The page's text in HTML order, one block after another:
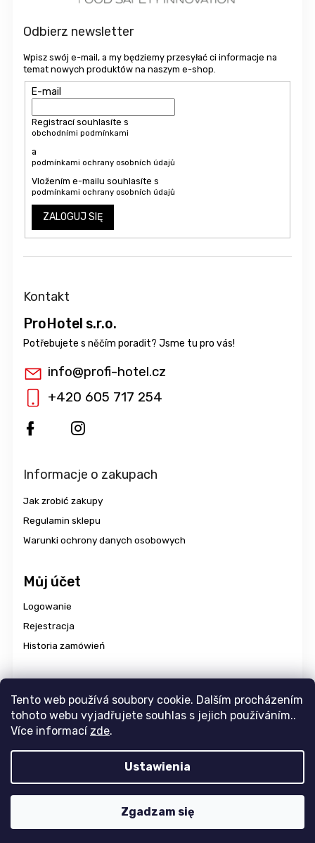
Tento web používá soubory cookie. Dalším procházením
tohoto webu vyjadřujete souhlas s jejich používáním..
Více informací zde.
Ustawienia
Zgadzam się
Odbierz newsletter
Wpisz swój e-mail, a my będziemy przesyłać ci informacje na
temat nowych produktów na naszym e-shop.
E-mail
Registrací souhlasíte s
obchodními podmínkami
a
podmínkami ochrany osobních údajů
Vložením e-mailu souhlasíte s
podmínkami ochrany osobních údajů
ZALOGUJ SIĘ
Kontakt
ProHotel s.r.o.
info@profi-hotel.cz
+420 605 717 254
Informacje o zakupach
Jak zrobić zakupy
Regulamin sklepu
Warunki ochrony danych osobowych
Můj účet
Logowanie
Rejestracja
Historia zamówień
Edytuj ustawienia plików cookie